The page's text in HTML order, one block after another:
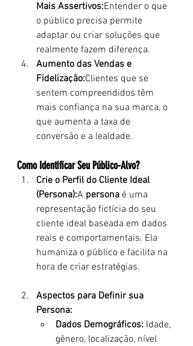
Mais Assertivos:Entender o que
o público precisa permite
adaptar ou criar soluções que
realmente fazem diferença.
Aumento das Vendas e
Fidelização:Clientes que se
sentem compreendidos têm
mais confiança na sua marca, o
que aumenta a taxa de
conversão e a lealdade.
Como Identificar Seu Público-Alvo?
Crie o Perfil do Cliente Ideal
(Persona):A persona é uma
representação fictícia do seu
cliente ideal baseada em dados
reais e comportamentais. Ela
humaniza o público e facilita na
hora de criar estratégias.
Aspectos para Definir sua
Persona:
Dados Demográficos: Idade,
gênero, localização, nível